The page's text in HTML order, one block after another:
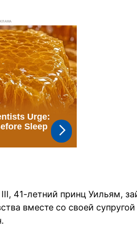
41-летний принц Уильям,
вместе со своей супругой